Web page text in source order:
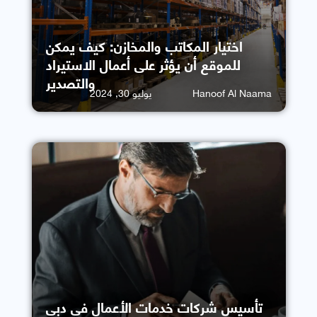
اختيار المكاتب والمخازن: كيف يمكن
للموقع أن يؤثر على أعمال الاستيراد
والتصدير Hanoof Al Naama يوليو 30, 2024
تأسيس شركات خدمات الأعمال في دبي